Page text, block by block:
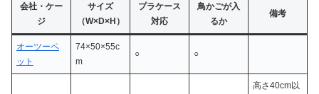
会社・ケー
ジ
サイズ
（W×D×H）
プラケース
対応
鳥かごが入
るか
備考
オーツーペ
ット
74×50×55c
m
○ ○
高さ40cm以